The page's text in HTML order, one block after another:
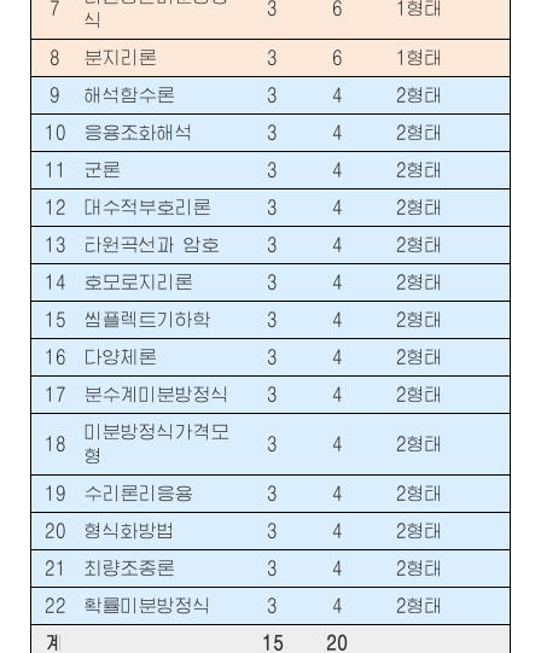
7
식
3 6 1형태
8 분지리론 3 6 1형태
9 해석함수론 3 4 2형태
10 응용조화해석 3 4 2형태
11 군론 3 4 2형태
12 대수적부호리론 3 4 2형태
13 타원곡선과 암호 3 4 2형태
14 호모로지리론 3 4 2형태
15 씸플렉트기하학 3 4 2형태
16 다양체론 3 4 2형태
17 분수계미분방정식 3 4 2형태
18
미분방정식가격모
형
3 4 2형태
19 수리론리응용 3 4 2형태
20 형식화방법 3 4 2형태
21 최량조종론 3 4 2형태
22 확률미분방정식 3 4 2형태
계 15 20